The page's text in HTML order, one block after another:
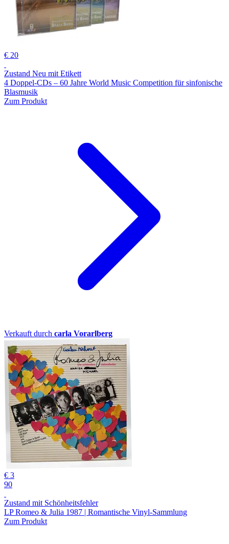
€ 20
Zustand Neu mit Etikett
4 Doppel-CDs – 60 Jahre World Music Competition für sinfonische
Blasmusik
Zum Produkt
Verkauft durch carla Vorarlberg
€ 3
90
Zustand mit Schönheitsfehler
LP Romeo & Julia 1987 | Romantische Vinyl-Sammlung
Zum Produkt